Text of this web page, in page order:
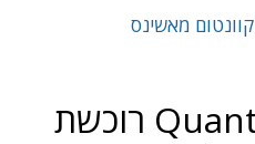
קוונטום מאשינס
Quantum Machines רוכשת